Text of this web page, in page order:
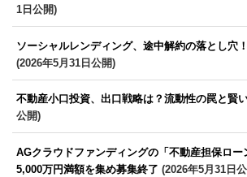
1日公開)
ソーシャルレンディング、途中解約の落とし穴
(2026年5月31日公開)
不動産小口投資、出口戦略は？流動性の罠と賢
公開)
AGクラウドファンディングの「不動産担保ロー
5,000万円満額を集め募集終了 (2026年5月31日